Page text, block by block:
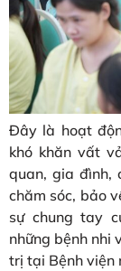
Đây là hoạt
khó khăn vất
quan, gia đình,
chăm sóc, bảo
sự chung tay
những bệnh nhi
trị tại Bệnh viện